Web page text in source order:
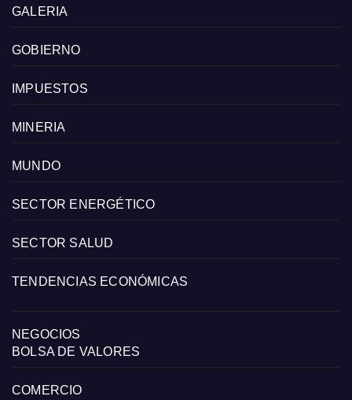
GALERIA
GOBIERNO
IMPUESTOS
MINERIA
MUNDO
SECTOR ENERGÉTICO
SECTOR SALUD
TENDENCIAS ECONÓMICAS
NEGOCIOS
BOLSA DE VALORES
COMERCIO